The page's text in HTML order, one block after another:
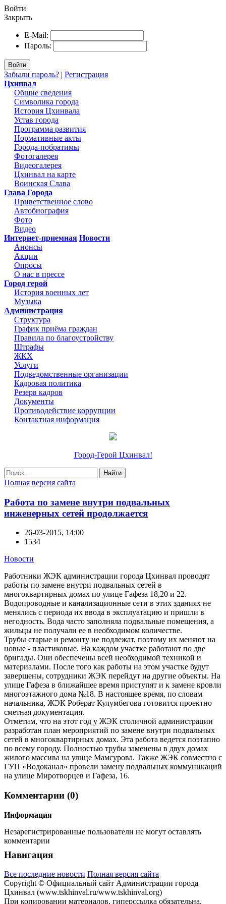
Войти
Закрыть
E-Mail:
Пароль:
Войти
Забыли пароль? | Регистрация
Цхинвал
Общие сведения
Символика города
История Цхинвала
Устав города
Программа развития
Нормативные акты
Города-побратимы
Фотогалерея
Видеогалерея
Цхинвал на карте
Воинская Слава
Глава Города
Приветственное слово
Автобиография
Фото
Видео
Интернет-приемная Новости
Анонсы
Акции
Опросы
О нас в прессе
Город герой
История военных лет
Музыка
Администрация
Структура
График приёма граждан
Правила по благоустройству
Штрафы
ЖКХ
Услуги
Подведомственные организации
Кадровая политика
Резерв кадров
Документы
Противодействие коррупции
Контактная информация
Город-Герой Цхинвал!
Найти
Полная версия сайта
Работа по замене внутри подвальных
инженерных сетей продолжается
26-03-2015, 14:00
1534
Новости
Работники ЖЭК администрации города Цхинвал проводят
работы по замене внутри подвальных сетей в
многоквартирных домах по улице Гафеза 18,20 и 22.
Водопроводные и канализационные сети в этих зданиях не
менялись с периода их ввода в эксплуатацию и пришли в
негодность. Вода часто заполняла подвальные помещения, а
жильцы не получали ее в необходимом количестве.
Трубы старые и ремонту не подлежат, поэтому их меняют на
новые - пластиковые. На каждом участке работают по две
бригады. Они обеспечены всей необходимой техникой и
материалами. После того как работы на этом участке будут
завершены, сотрудники ЖЭК перейдут на другие объекты. На
улице Гафеза в ближайшее время приступят и к замене кровли
многоэтажного дома №18. В настоящее время, по словам
начальника, ЖЭК Роберат Кулумбегова готовится проектно
сметная документация.
Отметим, что на этот год у ЖЭК столичной администрации
разработан план мероприятий по замене внутри подвальных
сетей в многоквартирных домах. Эта работа ведется поэтапно
по всему городу. Полностью трубы заменены в двух домах
жилого массива на улице Мамсурова. Также ЖЭК совместно с
ГУП «Водоканал» провели замену подвальных коммуникаций
на улице Миротворцев и Гафеза, 16.
Комментарии (0)
Информация
Незарегистрированные пользователи не могут оставлять
комментарии
Навигация
Все последние новости Полная версия сайта
Copyright © Официальный сайт Администрации города
Цхинвал (www.tskhinval.ru/www.tskhinval.org)
При копировании материалов, гиперссылка обязательна.